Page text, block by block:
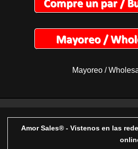
Mayoreo /
Amor Sales® - Vistenos en las